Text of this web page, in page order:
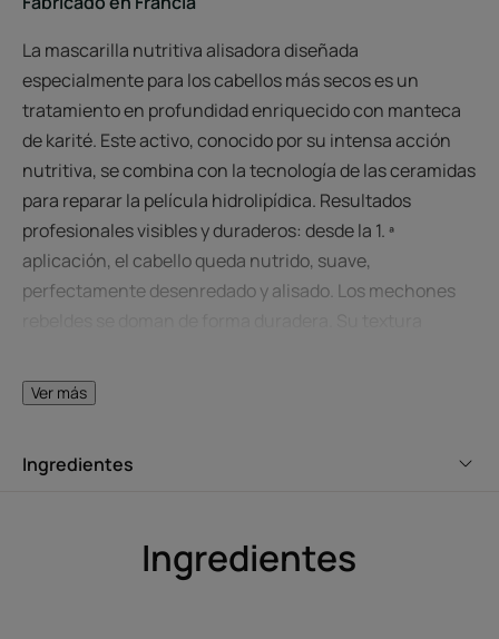
La mascarilla nutritiva alisadora diseñada
especialmente para los cabellos más secos es un
tratamiento en profundidad enriquecido con manteca
de karité. Este activo, conocido por su intensa acción
nutritiva, se combina con la tecnología de las ceramidas
para reparar la película hidrolipídica. Resultados
profesionales visibles y duraderos: desde la 1. ª
aplicación, el cabello queda nutrido, suave,
perfectamente desenredado y alisado. Los mechones
flexibilidad y un tacto sedoso. Sin siliconas.
Ver más
Ingredientes
Ingredientes